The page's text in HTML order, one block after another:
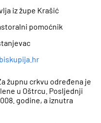
iz župe Krašić
pomoćnik
župnu crkvu određena je
u Oštrcu. Posljednji
godine, a iznutra